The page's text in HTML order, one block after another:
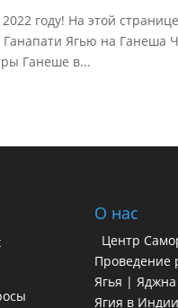
году! На этой
Ягью на Ганеша
Ганеше в...
О нас
Центр
Проведение
Ягья |
Ягия в